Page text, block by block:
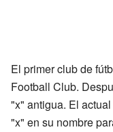
El primer club de
Football Club.
"x" antigua. El
"x" en su nombre